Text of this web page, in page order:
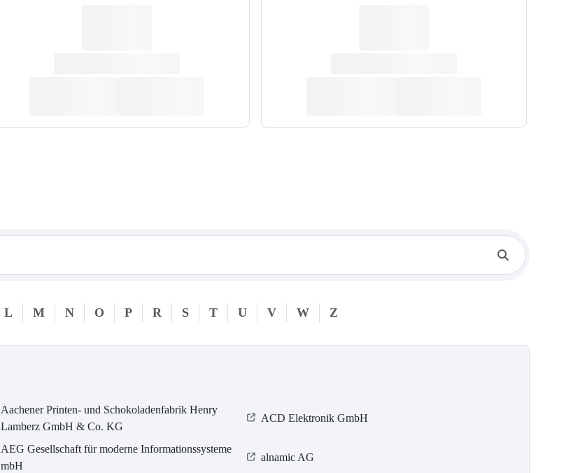
L M N O P R S T U V W Z
Aachener Printen- und Schokoladenfabrik Henry
Lamberz GmbH & Co. KG
ACD Elektronik GmbH
AEG Gesellschaft für moderne Informationssysteme
mbH
alnamic AG